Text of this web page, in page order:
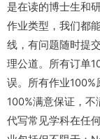
是在读的博士生和
作业类型，我们都
线，有问题随时提
理公道。所有订单
误。所有作业
100%满意保证，
代写常见学科在任